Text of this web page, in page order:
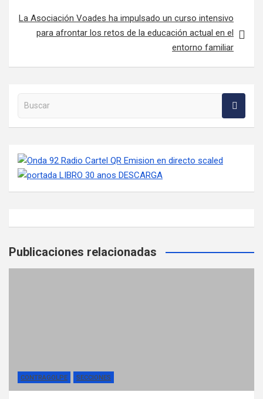
La Asociación Voades ha impulsado un curso intensivo
para afrontar los retos de la educación actual en el
entorno familiar
Buscar en la web
Publicaciones relacionadas
CONTRAGOLPE SECCIONES